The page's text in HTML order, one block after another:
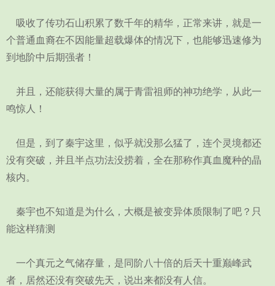
吸收了传功石山积累了数千年的精华，正常来讲，就是一
个普通血裔在不因能量超载爆体的情况下，也能够迅速修为
到地阶中后期强者！
并且，还能获得大量的属于青雷祖师的神功绝学，从此一
鸣惊人！
但是，到了秦宇这里，似乎就没那么猛了，连个灵境都还
没有突破，并且半点功法没捞着，全在那称作真血魔种的晶
核内。
秦宇也不知道是为什么，大概是被变异体质限制了吧？只
能这样猜测
一个真元之气储存量，是同阶八十倍的后天十重巅峰武
者，居然还没有突破先天，说出来都没有人信。